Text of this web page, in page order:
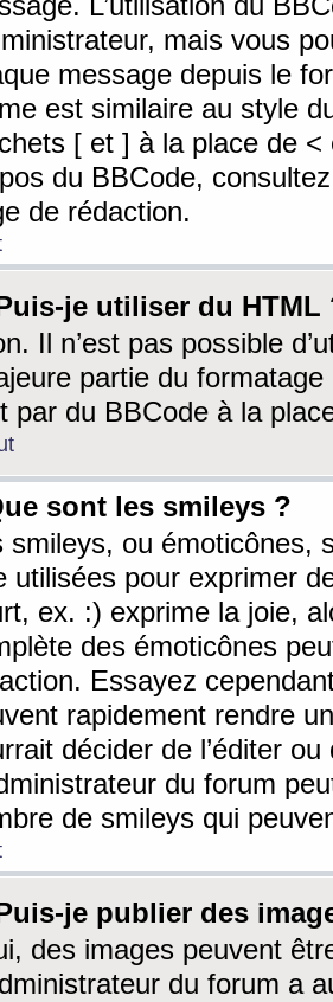
mais vous
message depuis le
est similaire au style
[ et ] à la place de <
du BBCode,
de rédaction.
je utiliser du HTML
Il n’est pas possible
partie du
par du BBCode à la
sont les smileys ?
smileys, ou émoticônes,
utilisées pour exprimer
ex. :) exprime la joie,
des émoticônes
Essayez
rapidement rendre
décider de l’éditer
du forum
de smileys qui
je publier des
des images peuvent
du forum a